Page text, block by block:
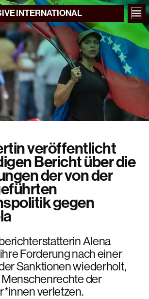
INTERNATIONAL
veröffentlicht
Bericht über die
der von der
gegen
Alena
Forderung nach einer
Sanktionen wiederholt,
Menschenrechte der
verletzen.